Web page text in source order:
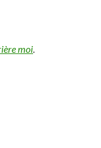
moi.